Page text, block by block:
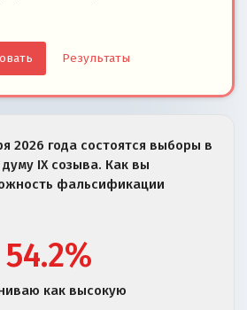
Результаты
2026 года состоятся выборы в
IX созыва. Как вы
фальсификации
54.2%
как высокую